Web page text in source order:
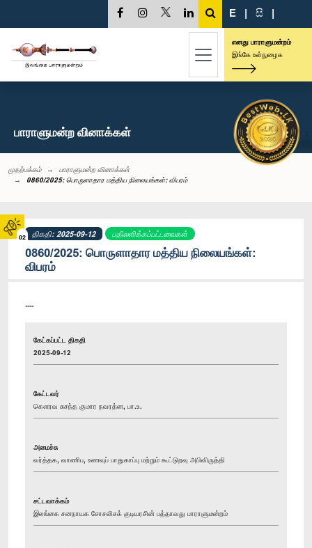
02
E | සි |
எனது பாராளுமன்றம்
இங்கே உள்நுழைக
பாராளுமன்ற வினாக்கள்
முதற்பக்கம்
பாராளுமன்ற வினாக்கள்
0860/2025: பொருளாதார மத்திய நிலையங்கள்: விபரம்
திகதி: 2025-09-12 பதிலளிக்கப்பட்டவைகள்
0860/2025: பொருளாதார மத்திய நிலையங்கள்:
விபரம்
----
கேட்கப்பட்ட திகதி
2025-09-12
கேட்டவர்
கௌரவ சுசந்த குமார நவரத்ன, பா.உ.
அமைச்சு
வர்த்தக, வாணிப, உணவுப் பாதுகாப்பு மற்றும் கூட்டுறவு அபிவிருத்தி
சட்டவாக்கம்
இலங்கை சனநாயக சோசலிசக் குடியரசின் பத்தாவது பாராளுமன்றம்